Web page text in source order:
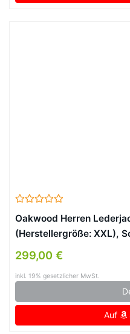
Oakwood Herren
(Herstellergröße: XXL),
299,00 €
inkl. 19% gesetzlicher MwSt.
Auf